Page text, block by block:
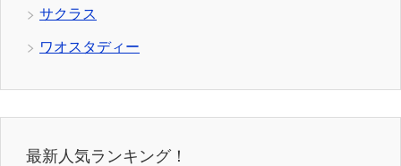
サクラス
ワオスタディー
最新人気ランキング！